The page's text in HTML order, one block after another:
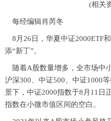
(相关
每经编辑肖芮冬
8月26日，华夏中证2000ETF
添“新丁”。
随着A股数量增多，全市场中
沪深300、中证500、中证1000
景下，中证2000指数于8月11日
指数在小微市值区间的空白。